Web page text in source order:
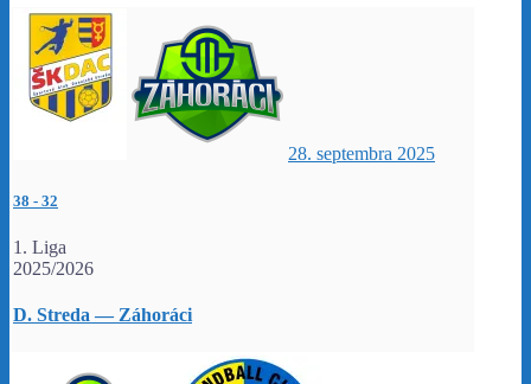
28. septembra 2025
38 - 32
1. Liga
2025/2026
D. Streda — Záhoráci